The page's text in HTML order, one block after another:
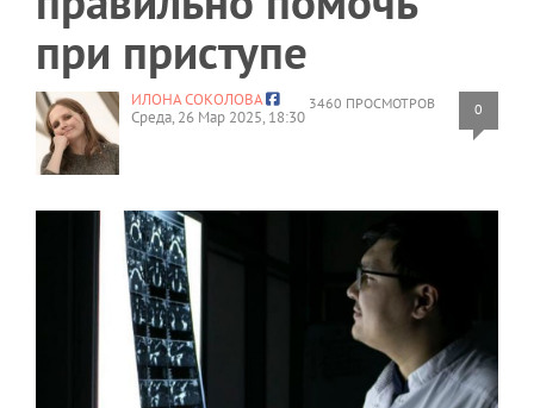
при приступе
3460 ПРОСМОТРОВ 0
ИЛОНА СОКОЛОВА
Среда, 26 Мар 2025, 18:30